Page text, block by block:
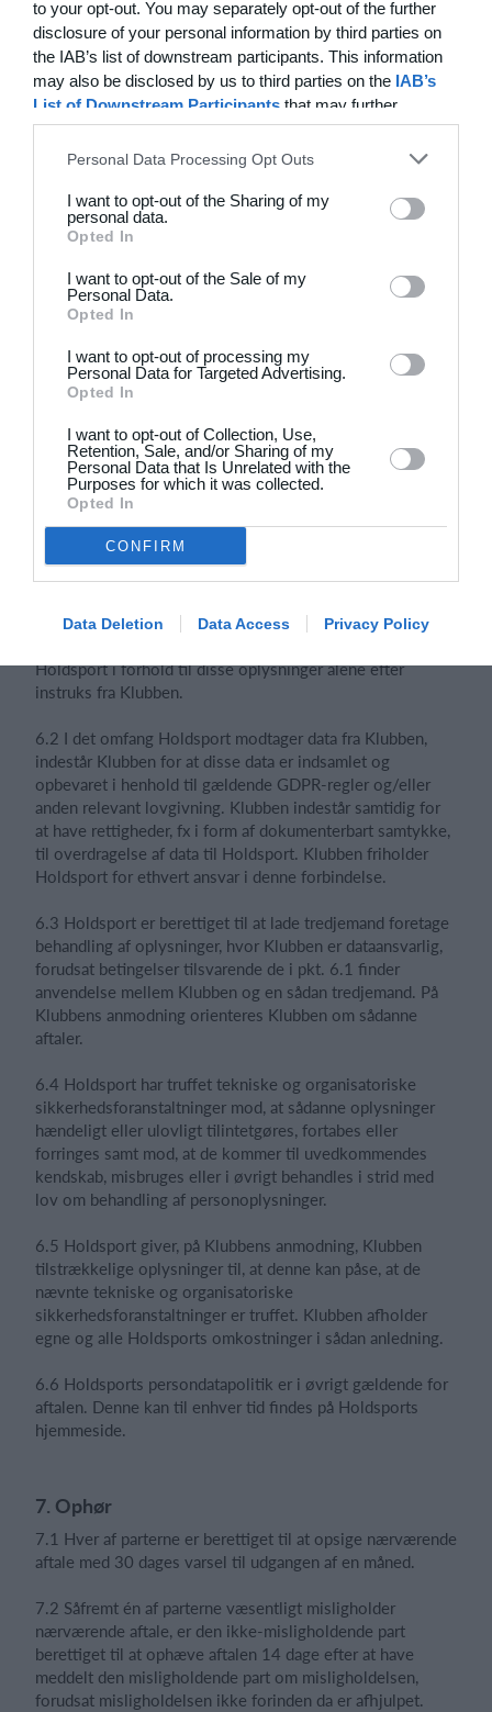
to your opt-out. You may separately opt-out of the further
disclosure of your personal information by third parties on
the IAB’s list of downstream participants. This information
may also be disclosed by us to third parties on the IAB’s
List of Downstream Participants that may further
disclose it to other third parties.
Personal Data Processing Opt Outs
I want to opt-out of the Sharing of my
personal data.
Opted In
I want to opt-out of the Sale of my
Personal Data.
Opted In
I want to opt-out of processing my
Personal Data for Targeted Advertising.
Opted In
I want to opt-out of Collection, Use,
Retention, Sale, and/or Sharing of my
Personal Data that Is Unrelated with the
Purposes for which it was collected.
Opted In
CONFIRM
Data Deletion Data Access Privacy Policy
5. Fortrydelse, annullering, opsigelse og
ophævelse af erhvervet merchandise
5.1 I det omfang en Køber, i henhold til lovgivningen eller
Holdsports eller Klubbens betingelser, fortryder eller
merchandise, er Holdsport berettiget til fra Klubben at
blive godskrevet ethvert beløb, som Holdsport i sådan
anledning tilbagebetaler til Køberen. Holdsports vederlag
for formidling af salg af merchandise bortfalder, hvis
berettiget ophæver sit køb.
5.2 Sådanne evt. beløb, som Klubben skal godskrive
Holdsport, kan afregnes af Holdsport ved modregning
over for Klubben.
Køberens ønske (speciesvare), fx med påtryk af print, fx
navn, nummer mv. kan genstanden ikke ombyttes eller
refunderes, idet genstanden ikke kan returneres i
oprindelig, original stand.
6. Persondata
6.1 I det omfang Holdsport behandler personoplysninger
Holdsport i forhold til disse oplysninger alene efter
instruks fra Klubben.
6.2 I det omfang Holdsport modtager data fra Klubben,
indestår Klubben for at disse data er indsamlet og
opbevaret i henhold til gældende GDPR-regler og/eller
anden relevant lovgivning. Klubben indestår samtidig for
at have rettigheder, fx i form af dokumenterbart samtykke,
til overdragelse af data til Holdsport. Klubben friholder
Holdsport for ethvert ansvar i denne forbindelse.
6.3 Holdsport er berettiget til at lade tredjemand foretage
behandling af oplysninger, hvor Klubben er dataansvarlig,
forudsat betingelser tilsvarende de i pkt. 6.1 finder
anvendelse mellem Klubben og en sådan tredjemand. På
Klubbens anmodning orienteres Klubben om sådanne
aftaler.
6.4 Holdsport har truffet tekniske og organisatoriske
sikkerhedsforanstaltninger mod, at sådanne oplysninger
hændeligt eller ulovligt tilintetgøres, fortabes eller
forringes samt mod, at de kommer til uvedkommendes
kendskab, misbruges eller i øvrigt behandles i strid med
lov om behandling af personoplysninger.
6.5 Holdsport giver, på Klubbens anmodning, Klubben
tilstrækkelige oplysninger til, at denne kan påse, at de
nævnte tekniske og organisatoriske
sikkerhedsforanstaltninger er truffet. Klubben afholder
egne og alle Holdsports omkostninger i sådan anledning.
6.6 Holdsports persondatapolitik er i øvrigt gældende for
aftalen. Denne kan til enhver tid findes på Holdsports
hjemmeside.
7. Ophør
7.1 Hver af parterne er berettiget til at opsige nærværende
aftale med 30 dages varsel til udgangen af en måned.
7.2 Såfremt én af parterne væsentligt misligholder
nærværende aftale, er den ikke-misligholdende part
berettiget til at ophæve aftalen 14 dage efter at have
meddelt den misligholdende part om misligholdelsen,
forudsat misligholdelsen ikke forinden da er afhjulpet.